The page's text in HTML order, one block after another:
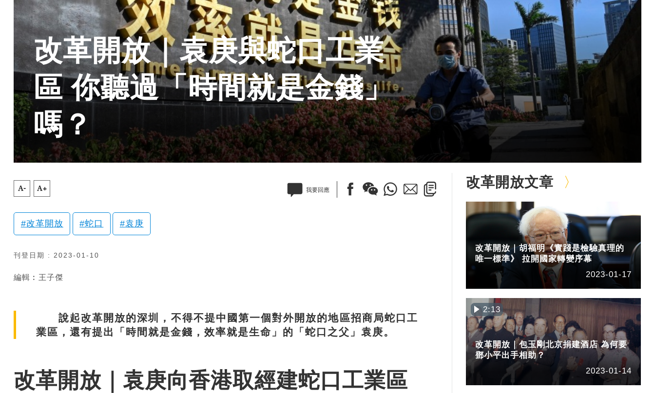
改革開放｜袁庚與蛇口工業
區 你聽過「時間就是金錢」
嗎？
A- A+ 我要回應
改革開放 蛇口 袁庚
刊登日期 : 2023-01-10
編輯︰王子傑
說起改革開放的深圳，不得不提中國第一個對外開放的地區招商局蛇口工
業區，還有提出「時間就是金錢，效率就是生命」的「蛇口之父」袁庚。
改革開放｜袁庚向香港取經建蛇口工業區
改革開放文章
改革開放｜胡福明《實踐是檢驗真理的
唯一標準》 拉開國家轉變序幕
2023-01-17
2:13
改革開放｜包玉剛北京捐建酒店 為何要
鄧小平出手相助？
2023-01-14